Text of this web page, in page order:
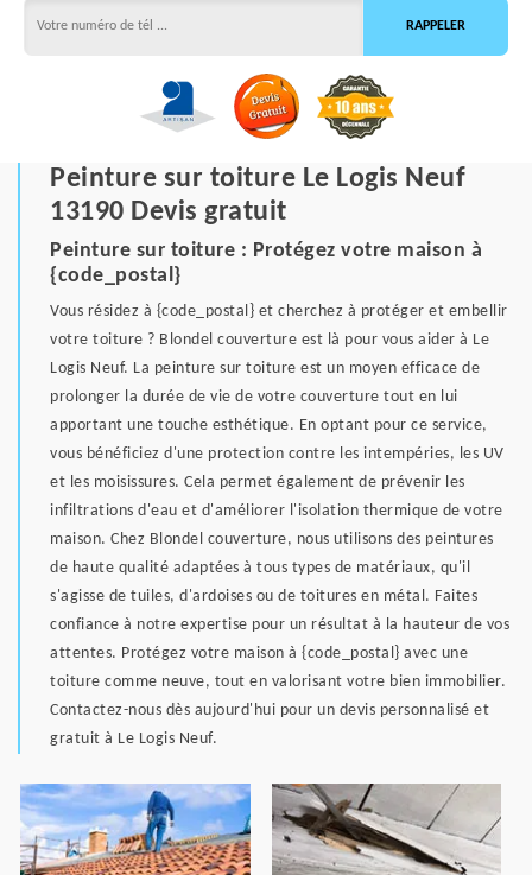
Peinture sur toiture Le Logis Neuf
13190 Devis gratuit
Peinture sur toiture : Protégez votre maison à
{code_postal}
Vous résidez à {code_postal} et cherchez à protéger et embellir
votre toiture ? Blondel couverture est là pour vous aider à Le
Logis Neuf. La peinture sur toiture est un moyen efficace de
prolonger la durée de vie de votre couverture tout en lui
apportant une touche esthétique. En optant pour ce service,
vous bénéficiez d'une protection contre les intempéries, les UV
et les moisissures. Cela permet également de prévenir les
infiltrations d'eau et d'améliorer l'isolation thermique de votre
maison. Chez Blondel couverture, nous utilisons des peintures
de haute qualité adaptées à tous types de matériaux, qu'il
s'agisse de tuiles, d'ardoises ou de toitures en métal. Faites
confiance à notre expertise pour un résultat à la hauteur de vos
attentes. Protégez votre maison à {code_postal} avec une
toiture comme neuve, tout en valorisant votre bien immobilier.
Contactez-nous dès aujourd'hui pour un devis personnalisé et
gratuit à Le Logis Neuf.